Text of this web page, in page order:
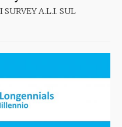
SURVEY A.L.I. SUL